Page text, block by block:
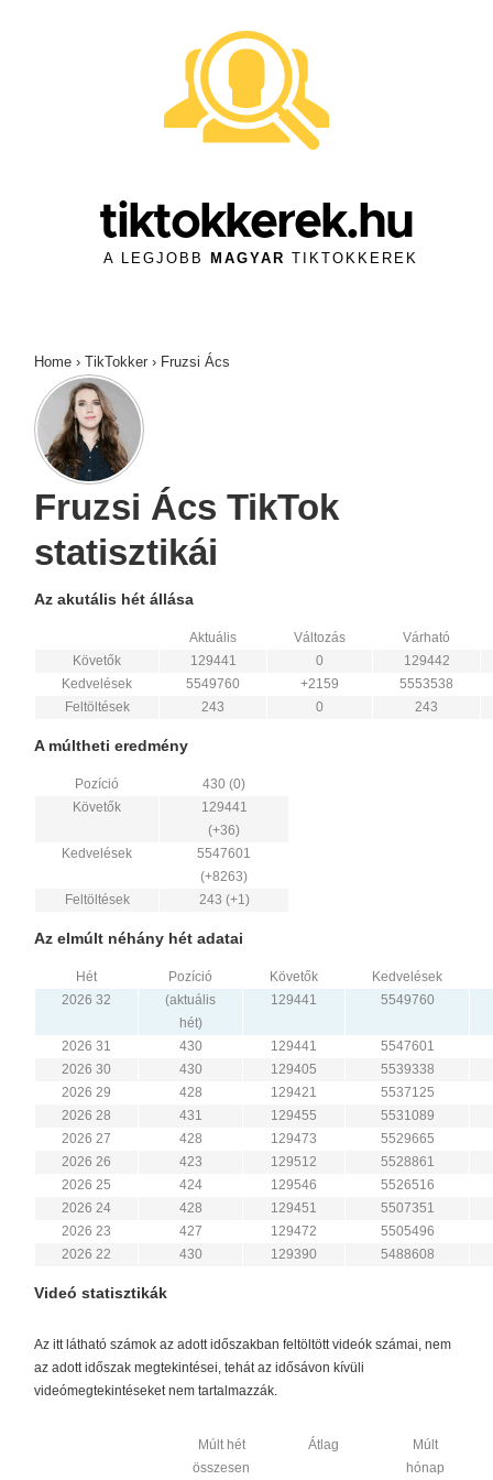
tiktokkerek.hu
A LEGJOBB MAGYAR TIKTOKKEREK
Home › TikTokker › Fruzsi Ács
Fruzsi Ács TikTok
statisztikái
Az akutális hét állása
Aktuális Változás
Várható
Követők
129441 0
129442
Kedvelések
5549760 +2159
5553538
Feltöltések
243 0 243
A múltheti eredmény
Pozíció
430 (0)
Követők
129441
(+36)
Kedvelések
5547601
(+8263)
Feltöltések
243 (+1)
Az elmúlt néhány hét adatai
Hét Pozíció Követők
Kedvelések
2026 32
(aktuális
hét)
129441 5549760
2026 31 430 129441
5547601
2026 30
430 129405
5539338
2026 29
428 129421
5537125
2026 28
431 129455
5531089
2026 27
428 129473
5529665
2026 26
423 129512
5528861
2026 25
424 129546
5526516
2026 24
428 129451
5507351
2026 23
427 129472
5505496
2026 22
430 129390 5488608
Videó statisztikák
Az itt látható számok az adott időszakban feltöltött videók számai, nem
az adott időszak megtekintései, tehát az idősávon kívüli
videómegtekintéseket nem tartalmazzák.
Múlt hét
összesen
Átlag
Múlt
hónap